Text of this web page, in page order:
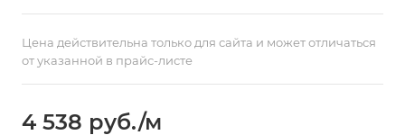
Цена действительна только для сайта и может отличаться
от указанной в прайс-листе
4 538 руб./м